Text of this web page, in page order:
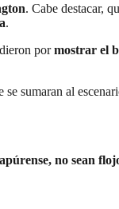
. Cabe destacar,
.
pormostrar el
se sumaran al
no sean